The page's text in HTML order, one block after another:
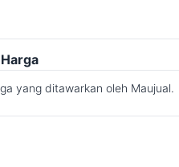
yang ditawarkan oleh Maujual.